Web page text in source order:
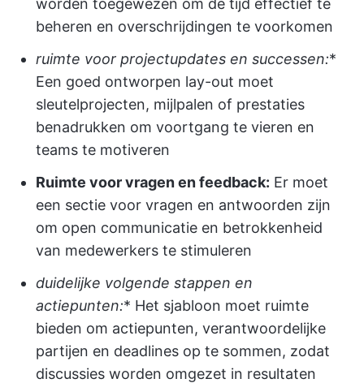
worden toegewezen om de tijd effectief te
beheren en overschrijdingen te voorkomen
ruimte voor projectupdates en successen:*
Een goed ontworpen lay-out moet
sleutelprojecten, mijlpalen of prestaties
benadrukken om voortgang te vieren en
teams te motiveren
Ruimte voor vragen en feedback: Er moet
een sectie voor vragen en antwoorden zijn
om open communicatie en betrokkenheid
van medewerkers te stimuleren
duidelijke volgende stappen en
actiepunten:* Het sjabloon moet ruimte
bieden om actiepunten, verantwoordelijke
partijen en deadlines op te sommen, zodat
discussies worden omgezet in resultaten